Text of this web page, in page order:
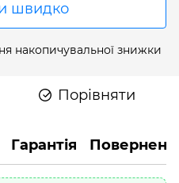
швидко
накопичувальної знижки
Порівняти
Гарантія